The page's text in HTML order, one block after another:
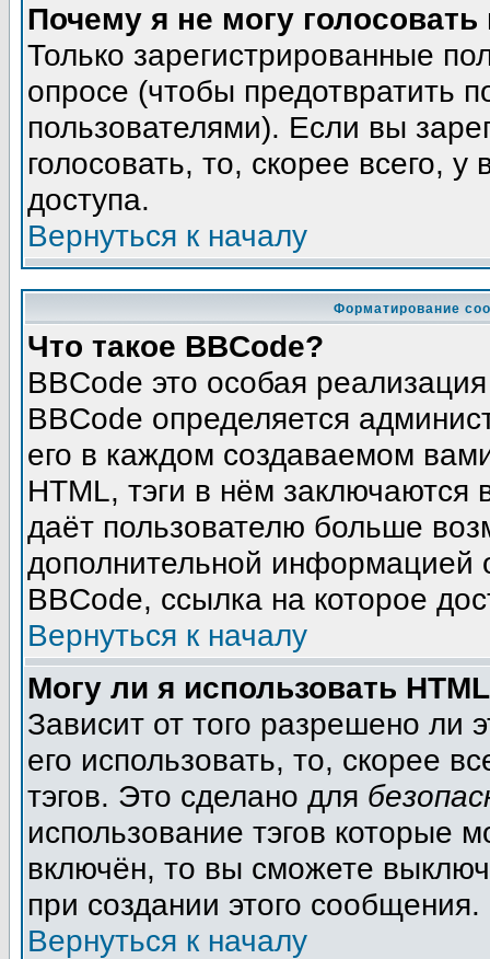
Почему я не могу голосовать
Только зарегистрированные
опросе (чтобы предотвратить
пользователями). Если вы
голосовать, то, скорее всего,
доступа.
Вернуться к началу
Форматирование
Что такое BBCode?
BBCode это особая
BBCode определяется
его в каждом создаваемом
HTML, тэги в нём заключаются
даёт пользователю больше
дополнительной информацией
BBCode, ссылка на которое
Вернуться к началу
Могу ли я использовать
Зависит от того разрешено ли
его использовать, то, скорее
тэгов. Это сделано для
использование тэгов которые
включён, то вы сможете
при создании этого сообщения.
Вернуться к началу